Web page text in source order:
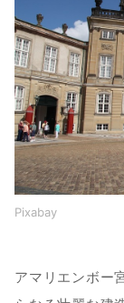
Pixabay
アマリエンボー